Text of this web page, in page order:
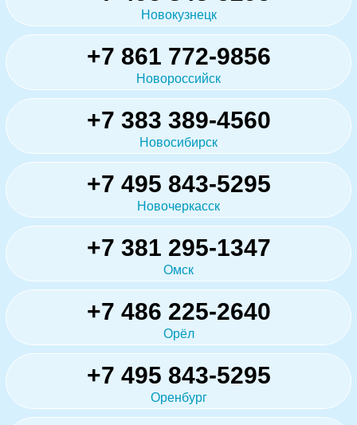
Новокузнецк
+7 861 772-9856
Новороссийск
+7 383 389-4560
Новосибирск
+7 495 843-5295
Новочеркасск
+7 381 295-1347
Омск
+7 486 225-2640
Орёл
+7 495 843-5295
Оренбург